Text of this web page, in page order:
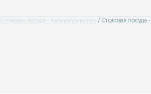
Столовая посуда - Каракалпакстан
Столовая посуда -